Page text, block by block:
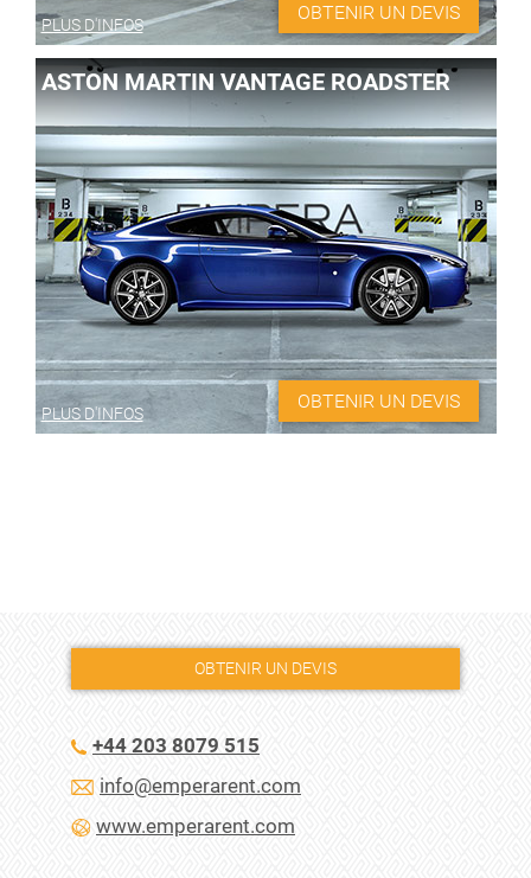
PLUS D'INFOS
OBTENIR UN DEVIS
ASTON MARTIN VANTAGE ROADSTER
PLUS D'INFOS
OBTENIR UN DEVIS
OBTENIR UN DEVIS
+44 203 8079 515
info@emperarent.com
www.emperarent.com